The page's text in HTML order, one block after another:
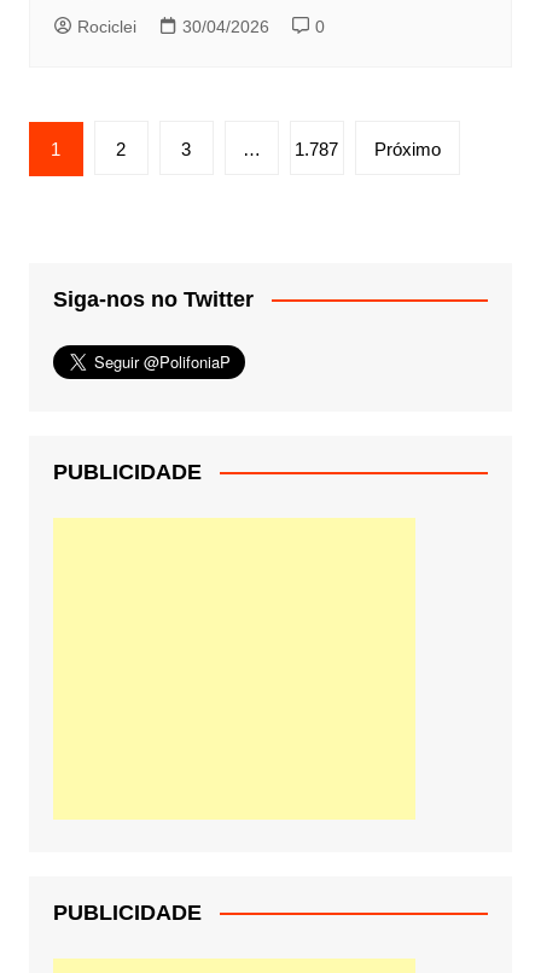
Rociclei 30/04/2026 0
Paginação
de
1 2 3 … 1.787 Próximo
Siga-nos no Twitter
PUBLICIDADE
PUBLICIDADE